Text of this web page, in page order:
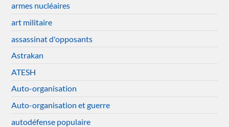
armes nucléaires
art militaire
assassinat d'opposants
Astrakan
ATESH
Auto-organisation
Auto-organisation et guerre
autodéfense populaire